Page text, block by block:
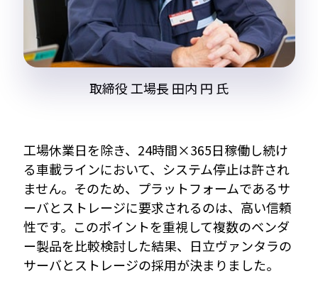
取締役 工場長 田内 円 氏
工場休業日を除き、24時間×365日稼働し続け
る車載ラインにおいて、システム停止は許され
ません。そのため、プラットフォームであるサ
ーバとストレージに要求されるのは、高い信頼
性です。このポイントを重視して複数のベンダ
ー製品を比較検討した結果、日立ヴァンタラの
サーバとストレージの採用が決まりました。